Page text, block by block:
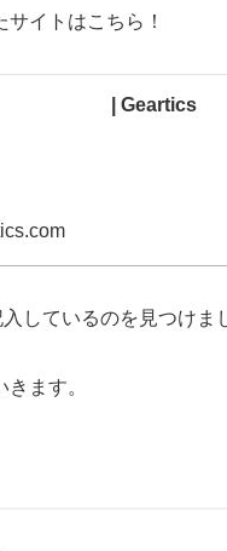
イトはこちら！
| Geartics
しているのを見つけま
ます。